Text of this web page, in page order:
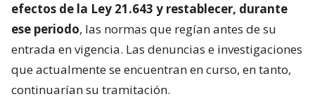
efectos de la Ley 21.643 y restablecer, durante
ese periodo, las normas que regían antes de su
entrada en vigencia. Las denuncias e investigaciones
que actualmente se encuentran en curso, en tanto,
continuarían su tramitación.